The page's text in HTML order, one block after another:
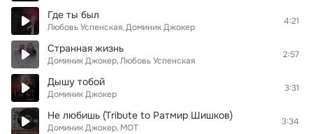
Где ты был
Любовь Успенская Доминик Джокер
4:21
Странная жизнь
Доминик Джокер Любовь Успенская
2:57
Дышу тобой
Доминик Джокер
3:31
Не любишь (Tribute to Ратмир Шишков)
Доминик Джокер МОТ
3:34